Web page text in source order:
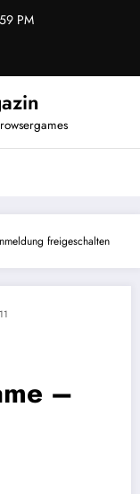
PM
freigeschalten
–